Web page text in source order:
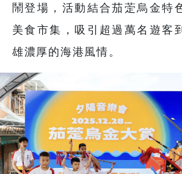
鬧登場，活動結合茄萣烏金特
美食市集，吸引超過萬名遊客
雄濃厚的海港風情。